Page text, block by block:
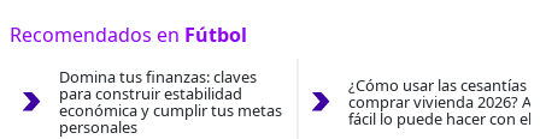
Recomendados en Fútbol
Domina tus finanzas: claves
para construir estabilidad
económica y cumplir tus metas
personales
¿Cómo usar las cesantías
comprar vivienda 2026?
fácil lo puede hacer con el